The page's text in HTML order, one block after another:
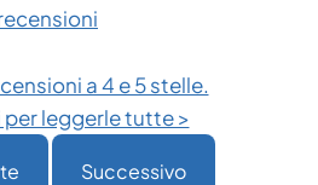
a 4 e 5 stelle.
per leggerle tutte >
Successivo